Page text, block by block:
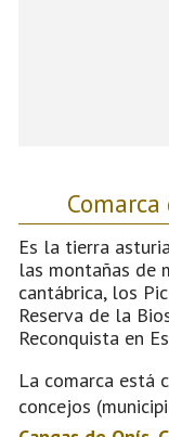
Es la tierra
las montañas de
cantábrica, los
Reserva de la
Reconquista en
La comarca está
concejos